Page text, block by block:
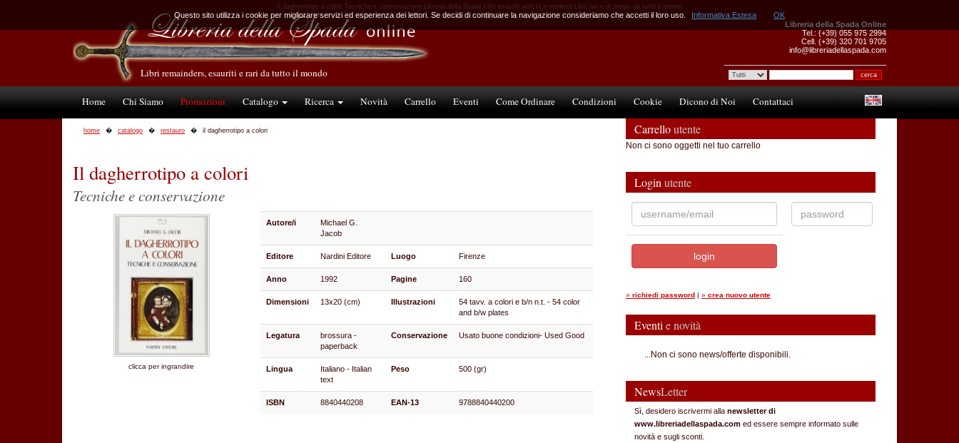
Il dagherrotipo a colori Tecniche e conservazione Libreria della Spada Libri esauriti antichi e moderni Libri rari e di pregio da tutto il mondo
Libreria della Spada Online
Tel.: (+39) 055 975 2994
Cell. (+39) 320 701 9705
info@libreriadellaspada.com
Libri remainders, esauriti e rari da tutto il mondo
Home Chi Siamo Promozioni Catalogo Ricerca Novità Carrello Eventi Come Ordinare Condizioni Cookie Dicono di Noi Contattaci
home catalogo restauro il dagherrotipo a colori
Il dagherrotipo a colori
Tecniche e conservazione
clicca per ingrandire
Autore/i
Michael G.
Jacob
Editore Nardini Editore Luogo Firenze
Anno 1992 Pagine 160
Dimensioni 13x20 (cm) Illustrazioni
54 tavv. a colori e b/n n.t. - 54 color
and b/w plates
Legatura
brossura -
paperback
Conservazione Usato buone condizioni- Used Good
Lingua
Italiano - Italian
text
Peso 500 (gr)
ISBN 8840440208 EAN-13 9788840440200
Carrelloutente
Non ci sono oggetti nel tuo carrello
Login utente
» richiedi password | » crea nuovo utente
Eventi e novità
...Non ci sono news/offerte disponibili.
NewsLetter
Sì, desidero iscrivermi alla newsletter di
www.libreriadellaspada.com ed essere sempre informato sulle
novità e sugli sconti.
Questo sito utilizza i cookie per migliorare servizi ed esperienza dei lettori. Se decidi di continuare la navigazione consideriamo che accetti il loro uso. Informativa Estesa OK